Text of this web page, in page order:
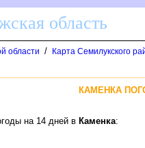
область
области / Карта Семилукского
КАМЕНКА
на 14 дней Каменка: